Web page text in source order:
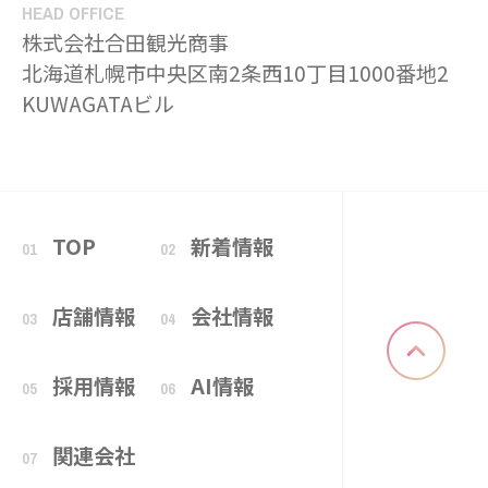
HEAD OFFICE
株式会社合田観光商事
北海道札幌市中央区南2条西10丁目1000番地2
KUWAGATAビル
01 TOP 02 新着情報
03 店舗情報 04 会社情報
05 採用情報 06 AI情報
07 関連会社